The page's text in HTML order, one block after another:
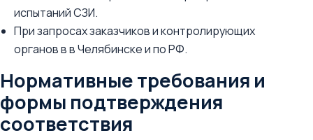
испытаний СЗИ.
При запросах заказчиков и контролирующих
органов в в Челябинске и по РФ.
Нормативные требования и
формы подтверждения
соответствия